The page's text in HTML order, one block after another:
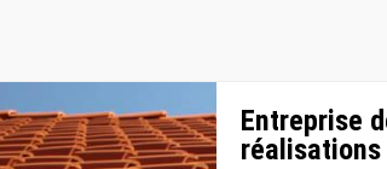
Entreprise